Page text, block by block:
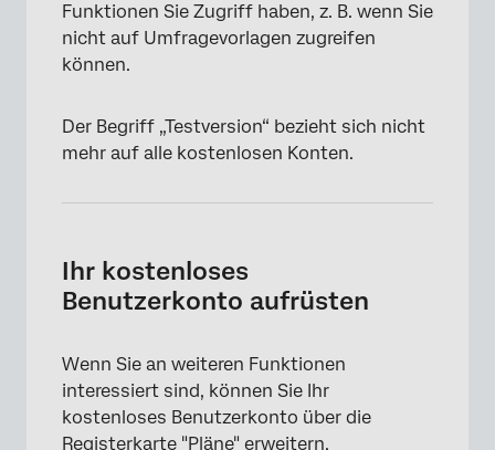
Funktionen Sie Zugriff haben, z. B. wenn Sie
nicht auf Umfragevorlagen zugreifen
können.
Der Begriff „Testversion“ bezieht sich nicht
mehr auf alle kostenlosen Konten.
Ihr kostenloses
Benutzerkonto aufrüsten
Wenn Sie an weiteren Funktionen
interessiert sind, können Sie Ihr
kostenloses Benutzerkonto über die
Registerkarte "Pläne" erweitern.